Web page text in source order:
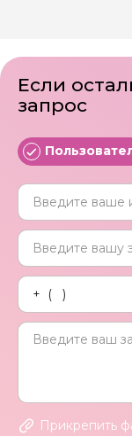
Если
запрос
Прикрепить